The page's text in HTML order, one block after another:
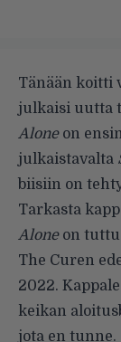
Tänään koitti
julkaisi uutta
Aloneon
julkaistavalta
biisiin on
Tarkasta
Aloneon
The Curen
2022.
keikan
jota en tunne.